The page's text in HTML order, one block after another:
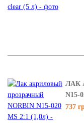
ЛАК
N15-
737